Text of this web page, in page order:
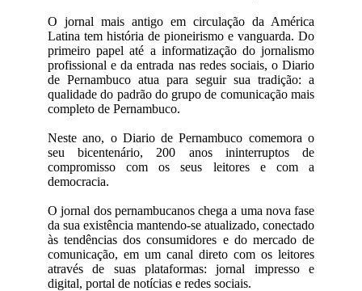
O jornal mais antigo em circulação da América
Latina tem história de pioneirismo e vanguarda. Do
primeiro papel até a informatização do jornalismo
profissional e da entrada nas redes sociais, o Diario
de Pernambuco atua para seguir sua tradição: a
qualidade do padrão do grupo de comunicação mais
completo de Pernambuco.
Neste ano, o Diario de Pernambuco comemora o
seu bicentenário, 200 anos ininterruptos de
compromisso com os seus leitores e com a
democracia.
O jornal dos pernambucanos chega a uma nova fase
da sua existência mantendo-se atualizado, conectado
às tendências dos consumidores e do mercado de
comunicação, em um canal direto com os leitores
através de suas plataformas: jornal impresso e
digital, portal de notícias e redes sociais.